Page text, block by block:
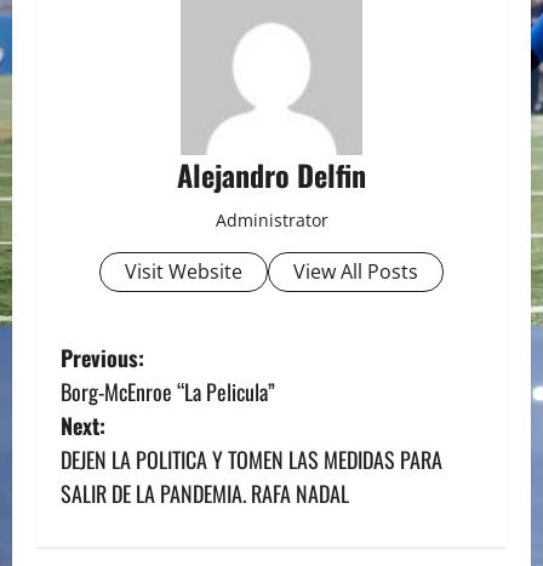
Alejandro Delfin
Administrator
Visit Website View All Posts
P
o
s
t
Previous:
Borg-McEnroe “La Pelicula”
Next:
DEJEN LA POLITICA Y TOMEN LAS MEDIDAS PARA
SALIR DE LA PANDEMIA. RAFA NADAL